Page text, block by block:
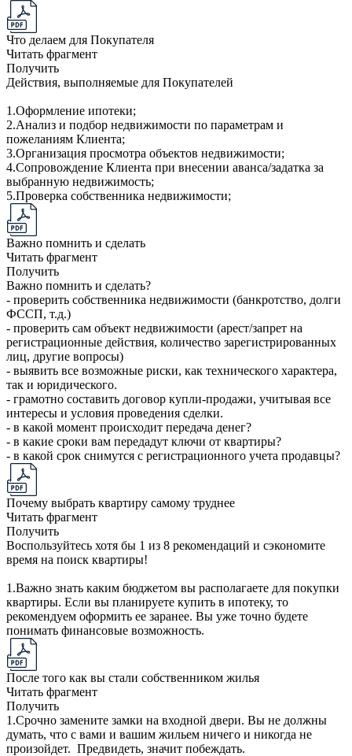
Что делаем для Покупателя
Читать фрагмент
Получить
Действия, выполняемые для Покупателей
1.Оформление ипотеки;
2.Анализ и подбор недвижимости по параметрам и
пожеланиям Клиента;
3.Организация просмотра объектов недвижимости;
4.Сопровождение Клиента при внесении аванса/задатка за
выбранную недвижимость;
5.Проверка собственника недвижимости;
Важно помнить и сделать
Читать фрагмент
Получить
Важно помнить и сделать?
- проверить собственника недвижимости (банкротство, долги
ФССП, т.д.)
- проверить сам объект недвижимости (арест/запрет на
регистрационные действия, количество зарегистрированных
лиц, другие вопросы)
- выявить все возможные риски, как технического характера,
так и юридического.
- грамотно составить договор купли-продажи, учитывая все
интересы и условия проведения сделки.
- в какой момент происходит передача денег?
- в какие сроки вам передадут ключи от квартиры?
- в какой срок снимутся с регистрационного учета продавцы?
Почему выбрать квартиру самому труднее
Читать фрагмент
Получить
Воспользуйтесь хотя бы 1 из 8 рекомендаций и сэкономите
время на поиск квартиры!
1.Важно знать каким бюджетом вы располагаете для покупки
квартиры. Если вы планируете купить в ипотеку, то
рекомендуем оформить ее заранее. Вы уже точно будете
понимать финансовые возможность.
После того как вы стали собственником жилья
Читать фрагмент
Получить
1.Срочно замените замки на входной двери. Вы не должны
думать, что с вами и вашим жильем ничего и никогда не
произойдет. Предвидеть, значит побеждать.